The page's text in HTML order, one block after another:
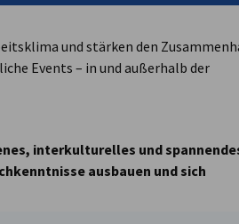
und stärken den
Events – in und außerhalb der
interkulturelles und
ausbauen und sich